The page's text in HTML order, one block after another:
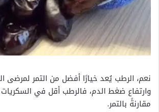
نعم، الرطب يُعد خيارًا أفضل من التمر لمرضى
وارتفاع ضغط الدم، فالرطب أقل في السكريات
مقارنةً بالتمر.